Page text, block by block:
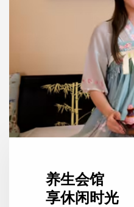
养生会馆
享休闲时光